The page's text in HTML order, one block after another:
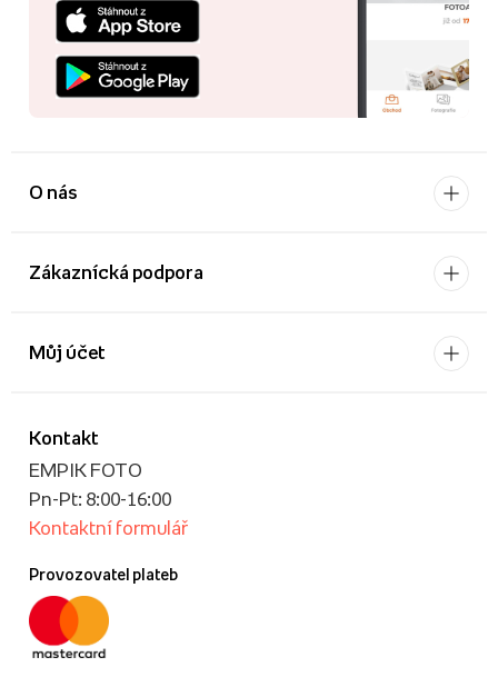
O nás
Zákaznícká podpora
Kontakt
EMPIK FOTO
Pn-Pt: 8:00-16:00
Kontaktní formulář
Provozovatel plateb
Můj účet